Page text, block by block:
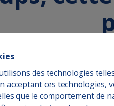
des technologies
acceptant ces technologies,
que le comportement de
À acheter